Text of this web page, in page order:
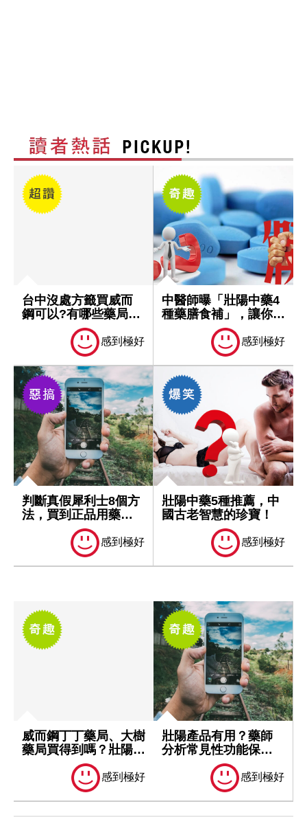
台中沒處方籤買威而
鋼可以?有哪些藥局可
感到極好
中醫師曝「壯陽中藥4
種藥膳食補」，讓你
GG粗壯有力...
感到極好
判斷真假犀利士8個方
法，買到正品用藥才
感到極好
壯陽中藥5種推薦，中
國古老智慧的珍寶！
感到極好
威而鋼丁丁藥局、大樹
藥局買得到嗎？壯陽藥
達人告訴你...
感到極好
壯陽產品有用？藥師
分析常見性功能保健
品，別誤踩陷阱...
感到極好